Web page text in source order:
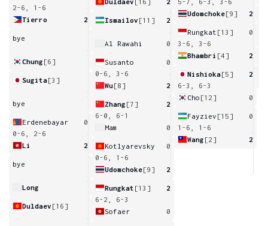
2-6, 1-6
Tierro
2
bye
Chung [6]
Sugita[3]
bye
Erdenebayar
0
0-6, 2-6
Li
2
bye
Long
Duldaev [16]
Ismailov [11] 2
Al Rawahi 0
Susanto
0
0-6, 3-6
Wu[8] 2
Zhang [7]
2
6-0, 6-1
Mam
0
Kotlyarevsky
0
0-6, 1-6
Udomchoke[9] 2
Rungkat [13]
2
6-2, 6-3
Sofaer
0
5-7, 6-3, 3-6
Udomchoke[9] 2
Rungkat [13]
0
3-6, 3-6
Bhambri [4] 2
Nishioka[5]
2
6-3, 6-3
Cho [12] 0
Fayziev [15]
0
1-6, 1-6
Wang [2] 2